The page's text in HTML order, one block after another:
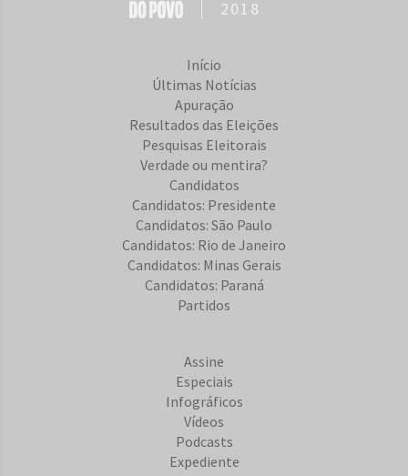
2018
Início
Últimas Notícias
Apuração
Resultados das Eleições
Pesquisas Eleitorais
Verdade ou mentira?
Candidatos
Candidatos: Presidente
Candidatos: São Paulo
Candidatos: Rio de Janeiro
Candidatos: Minas Gerais
Candidatos: Paraná
Partidos
Assine
Especiais
Infográficos
Vídeos
Podcasts
Expediente